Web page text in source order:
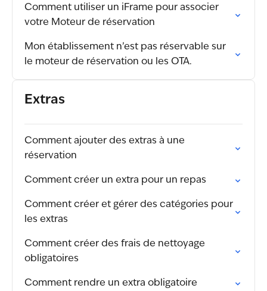
Comment utiliser un iFrame pour associer
votre Moteur de réservation
Mon établissement n’est pas réservable sur
le moteur de réservation ou les OTA.
Extras
Comment ajouter des extras à une
réservation
Comment créer un extra pour un repas
Comment créer et gérer des catégories pour
les extras
Comment créer des frais de nettoyage
obligatoires
Comment rendre un extra obligatoire